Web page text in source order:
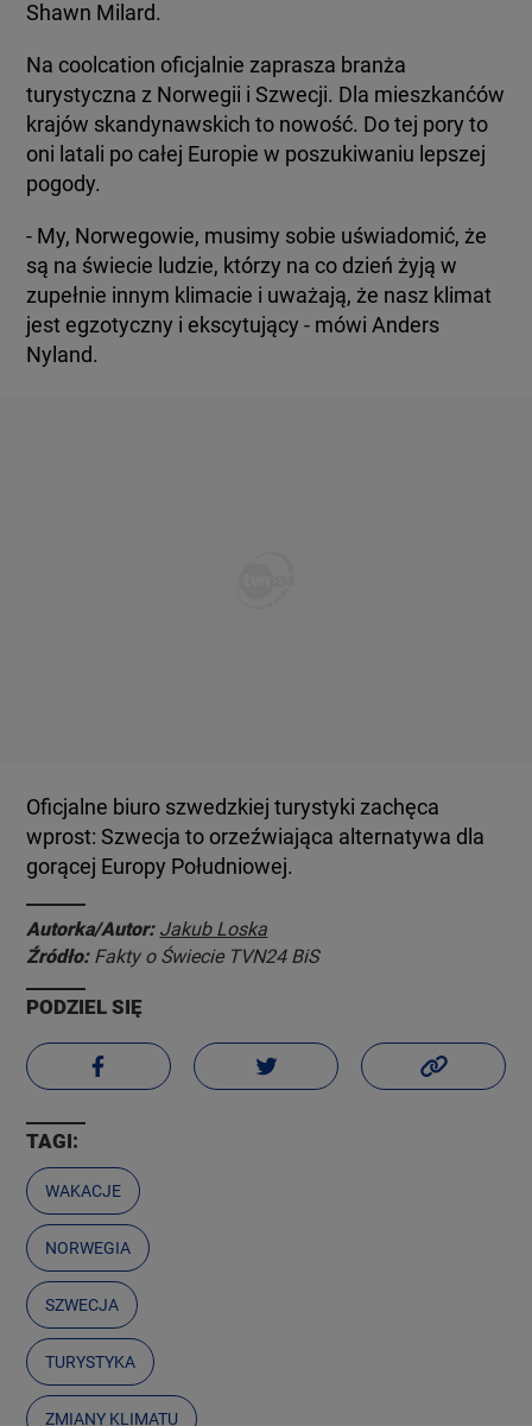
Shawn Milard.
Na coolcation oficjalnie zaprasza branża
turystyczna z Norwegii i Szwecji. Dla mieszkanćów
krajów skandynawskich to nowość. Do tej pory to
oni latali po całej Europie w poszukiwaniu lepszej
pogody.
- My, Norwegowie, musimy sobie uświadomić, że
są na świecie ludzie, którzy na co dzień żyją w
zupełnie innym klimacie i uważają, że nasz klimat
jest egzotyczny i ekscytujący - mówi Anders
Nyland.
Oficjalne biuro szwedzkiej turystyki zachęca
wprost: Szwecja to orzeźwiająca alternatywa dla
gorącej Europy Południowej.
Autorka/Autor: Jakub Loska
Źródło: Fakty o Świecie TVN24 BiS
PODZIEL SIĘ
TAGI:
WAKACJE
NORWEGIA
SZWECJA
TURYSTYKA
ZMIANY KLIMATU